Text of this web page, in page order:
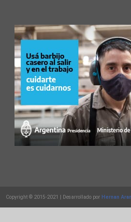
Copyright © 2015-2021 | Desarrollado por Hernan